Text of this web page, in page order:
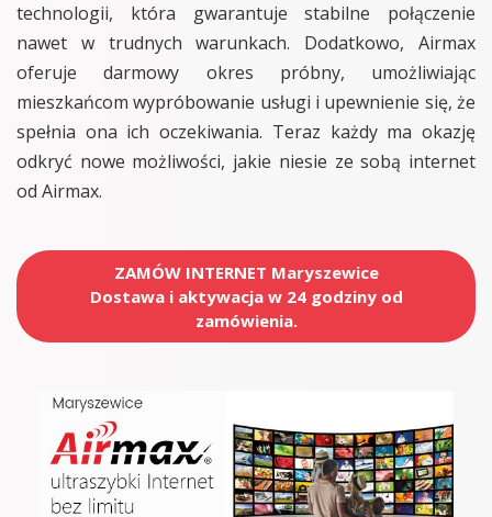
technologii, która gwarantuje stabilne połączenie
nawet w trudnych warunkach. Dodatkowo, Airmax
oferuje darmowy okres próbny, umożliwiając
mieszkańcom wypróbowanie usługi i upewnienie się, że
spełnia ona ich oczekiwania. Teraz każdy ma okazję
odkryć nowe możliwości, jakie niesie ze sobą internet
od Airmax.
ZAMÓW INTERNET Maryszewice
Dostawa i aktywacja w 24 godziny od
zamówienia.